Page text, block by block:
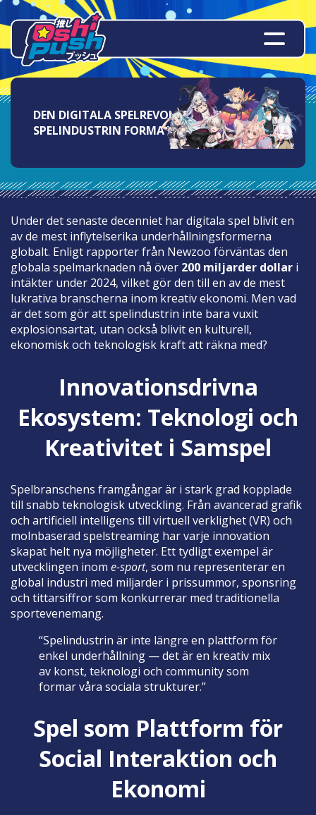
DEN DIGITALA SPELREVOLUTIONEN: HUR
SPELINDUSTRIN FORMA VÅR FRAMTID
Under det senaste decenniet har digitala spel blivit en
av de mest inflytelserika underhållningsformerna
globalt. Enligt rapporter från Newzoo förväntas den
globala spelmarknaden nå över 200 miljarder dollar i
intäkter under 2024, vilket gör den till en av de mest
lukrativa branscherna inom kreativ ekonomi. Men vad
är det som gör att spelindustrin inte bara vuxit
explosionsartat, utan också blivit en kulturell,
ekonomisk och teknologisk kraft att räkna med?
Innovationsdrivna
Ekosystem: Teknologi och
Kreativitet i Samspel
Spelbranschens framgångar är i stark grad kopplade
till snabb teknologisk utveckling. Från avancerad grafik
och artificiell intelligens till virtuell verklighet (VR) och
molnbaserad spelstreaming har varje innovation
skapat helt nya möjligheter. Ett tydligt exempel är
utvecklingen inom e-sport, som nu representerar en
global industri med miljarder i prissummor, sponsring
och tittarsiffror som konkurrerar med traditionella
sportevenemang.
“Spelindustrin är inte längre en plattform för
enkel underhållning — det är en kreativ mix
av konst, teknologi och community som
formar våra sociala strukturer.”
Spel som Plattform för
Social Interaktion och
Ekonomi